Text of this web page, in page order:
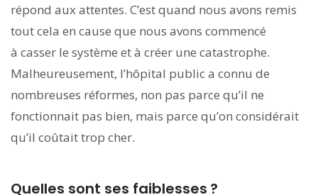
répond aux attentes. C’est quand nous avons remis
tout cela en cause que nous avons commencé
à casser le système et à créer une catastrophe.
Malheureusement, l’hôpital public a connu de
nombreuses réformes, non pas parce qu’il ne
fonctionnait pas bien, mais parce qu’on considérait
qu’il coûtait trop cher.
Quelles sont ses faiblesses ?